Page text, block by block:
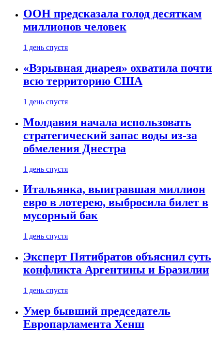
ООН предсказала голод десяткам
миллионов человек
1 день спустя
«Взрывная диарея» охватила почти
всю территорию США
1 день спустя
Молдавия начала использовать
стратегический запас воды из-за
обмеления Днестра
1 день спустя
Итальянка, выигравшая миллион
евро в лотерею, выбросила билет в
мусорный бак
1 день спустя
Эксперт Пятибратов объяснил суть
конфликта Аргентины и Бразилии
1 день спустя
Умер бывший председатель
Европарламента Хенш